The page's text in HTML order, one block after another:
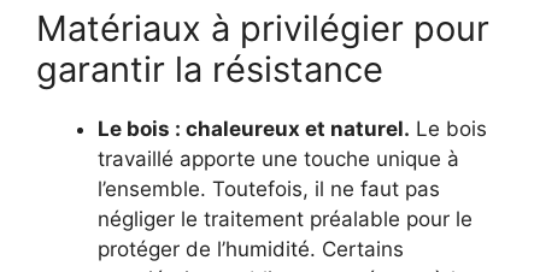
Matériaux à privilégier pour
garantir la résistance
Le bois : chaleureux et naturel. Le bois
travaillé apporte une touche unique à
l’ensemble. Toutefois, il ne faut pas
négliger le traitement préalable pour le
protéger de l’humidité. Certains